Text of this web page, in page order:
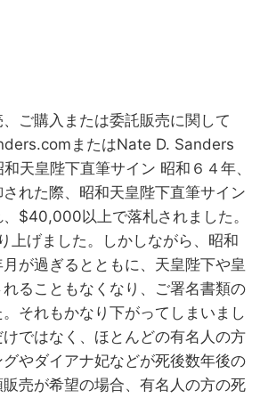
ご購入または委託販売に関して
またはNate D. Sanders
天皇陛下直筆サイン 昭和６４年、
れた際、昭和天皇陛下直筆サイン
$40,000以上で落札されました。
げました。しかしながら、昭和
が過ぎるとともに、天皇陛下や皇
ることもなくなり、ご署名書類の
それもかなり下がってしまいまし
ではなく、ほとんどの有名人の方
やダイアナ妃などが死後数年後の
売が希望の場合、有名人の方の死